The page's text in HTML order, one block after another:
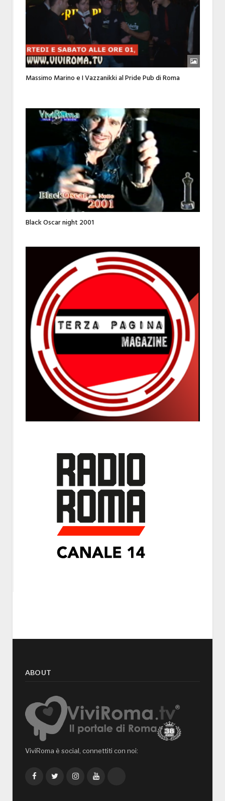
Massimo Marino e I Vazzanikki al Pride Pub di Roma
Black Oscar night 2001
ABOUT
ViviRoma è social, connettiti con noi:
FacebookTwitterInstagramYouTube